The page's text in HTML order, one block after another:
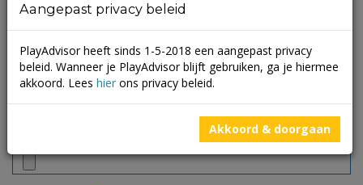
Aangepast privacy beleid
PlayAdvisor heeft sinds 1-5-2018 een aangepast privacy
beleid. Wanneer je PlayAdvisor blijft gebruiken, ga je hiermee
akkoord. Lees hier ons privacy beleid.
Akkoord & doorgaan